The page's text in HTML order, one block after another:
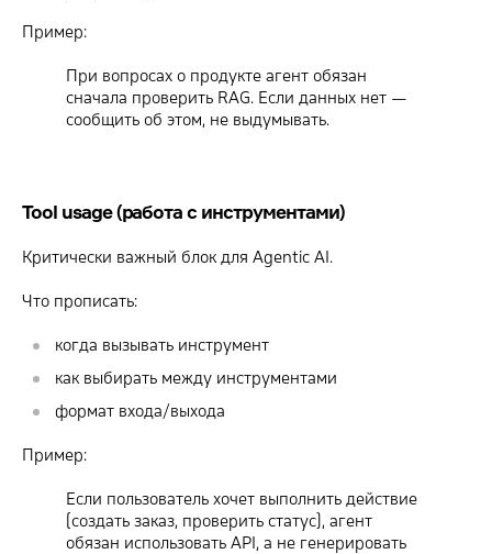
Пример:
При вопросах о продукте агент обязан
сначала проверить RAG. Если данных нет —
сообщить об этом, не выдумывать.
Tool usage (работа с инструментами)
Критически важный блок для Agentic AI.
Что прописать:
когда вызывать инструмент
как выбирать между инструментами
формат входа/выхода
Пример:
Если пользователь хочет выполнить действие
(создать заказ, проверить статус), агент
обязан использовать API, а не генерировать